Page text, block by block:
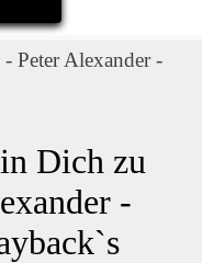
Peter Alexander -
Dich zu
-